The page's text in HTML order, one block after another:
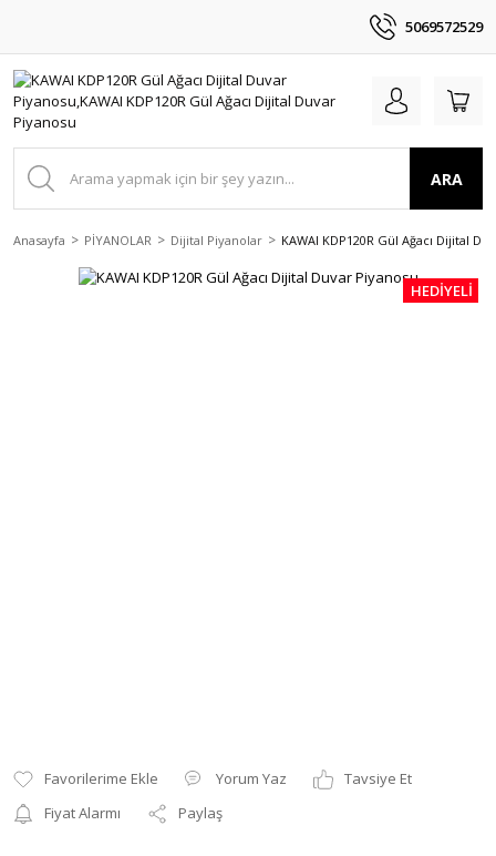
5069572529
ARA
Anasayfa PİYANOLAR Dijital Piyanolar KAWAI KDP120R Gül Ağacı Dijital
HEDİYELİ
Yorum Yaz
Tavsiye Et
Fiyat Alarmı
Paylaş